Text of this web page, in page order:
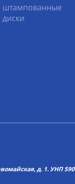
штампованные
диски
д. 1. УНП